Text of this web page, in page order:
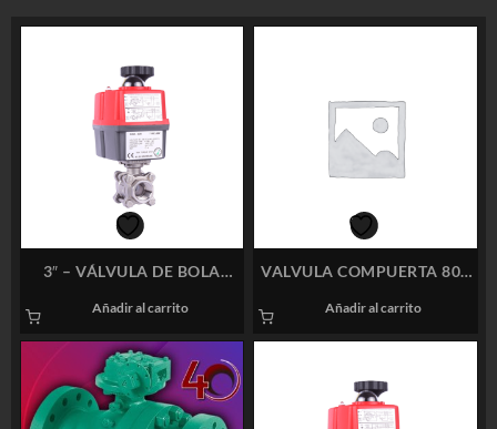
3″ – VÁLVULA DE BOLA
3 CUERPOS CON ACTUADOR
ELÉCTRICO MODELO: S85
Añadir al carrito
VALVULA COMPUERTA 800
Añadir al carrito